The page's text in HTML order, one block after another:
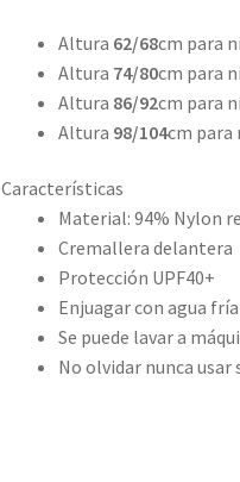
Altura 62/68cm para
Altura 74/80cm para
Altura 86/92cm para
Altura 98/104cm para
Características
Material: 94% Nylon
Cremallera delantera
Protección UPF40+
Enjuagar con agua
Se puede lavar a
No olvidar nunca